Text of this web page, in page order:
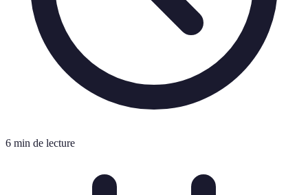
6 min de lecture